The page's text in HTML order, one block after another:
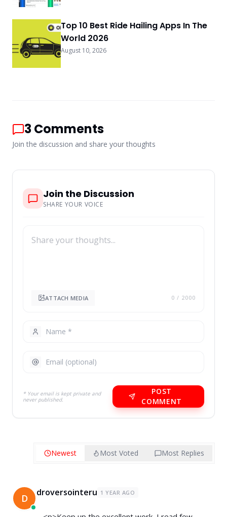
Top 10 Best Ride Hailing Apps In The
World 2026
August 10, 2026
3Comments
Join the discussion and share your thoughts
Join the Discussion
SHARE YOUR VOICE
ATTACH MEDIA 0 / 2000
* Your email is kept private and
never published.
POST
COMMENT
Newest Most Voted Most Replies
D droversointeru 1 YEAR AGO